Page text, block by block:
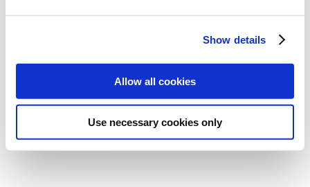
Show details
Allow all cookies
Use necessary cookies only